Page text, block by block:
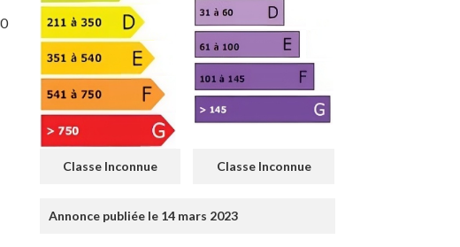
Classe Inconnue Classe Inconnue
Annonce publiée le 14 mars 2023